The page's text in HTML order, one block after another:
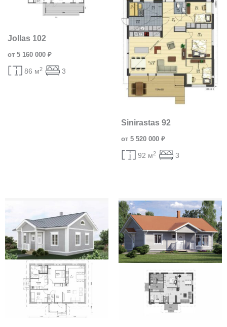
Jollas 102
от 5 160 000 ₽
86 м2 3
Sinirastas 92
от 5 520 000 ₽
92 м2 3